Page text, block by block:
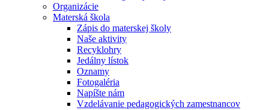
Organizácie
Materská škola
Zápis do materskej školy
Naše aktivity
Recyklohry
Jedálny lístok
Oznamy
Fotogaléria
Napíšte nám
Vzdelávanie pedagogických zamestnancov